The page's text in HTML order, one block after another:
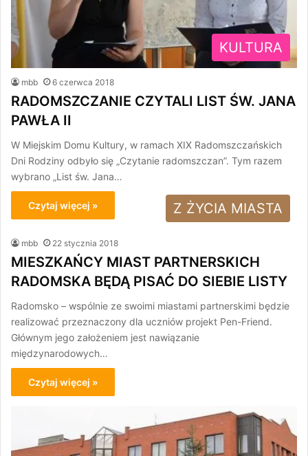
KULTURA
mbb 6 czerwca 2018
RADOMSZCZANIE CZYTALI LIST ŚW. JANA
PAWŁA II
W Miejskim Domu Kultury, w ramach XIX Radomszczańskich
Dni Rodziny odbyło się „Czytanie radomszczan”. Tym razem
wybrano „List św. Jana…
Czytaj więcej » Z ŻYCIA MIASTA
mbb 22 stycznia 2018
MIESZKAŃCY MIAST PARTNERSKICH
RADOMSKA BĘDĄ PISAĆ DO SIEBIE LISTY
Radomsko – wspólnie ze swoimi miastami partnerskimi będzie
realizować przeznaczony dla uczniów projekt Pen-Friend.
Głównym jego założeniem jest nawiązanie
międzynarodowych…
Czytaj więcej »